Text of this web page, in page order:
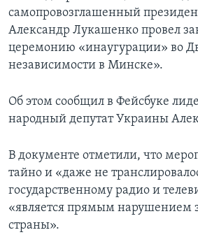
самопровозглашенный
Александр Лукашенко провел
церемонию «инаугурации» во
независимости в Минске».
Об этом сообщил в Фейсбуке
народный депутат Украины
В документе отметили, что
тайно и «даже не
государственному радио и
«является прямым нарушением
страны».